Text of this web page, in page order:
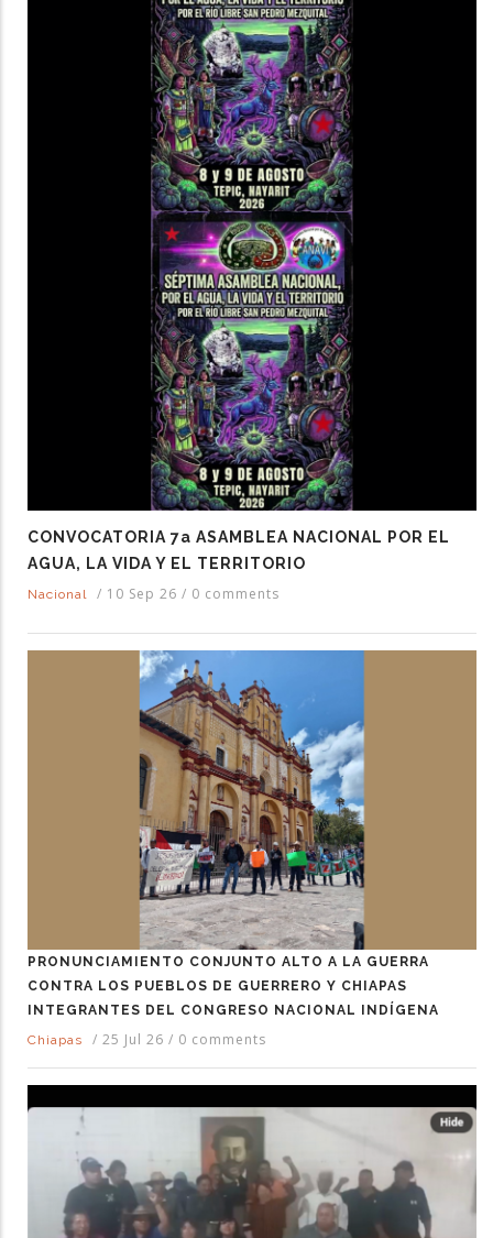
CONVOCATORIA 7a ASAMBLEA NACIONAL POR EL
AGUA, LA VIDA Y EL TERRITORIO
Nacional / 10 Sep 26 / 0 comments
PRONUNCIAMIENTO CONJUNTO ALTO A LA GUERRA
CONTRA LOS PUEBLOS DE GUERRERO Y CHIAPAS
INTEGRANTES DEL CONGRESO NACIONAL INDÍGENA
Chiapas
/ 25 Jul 26 / 0 comments